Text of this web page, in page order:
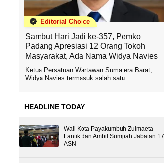
Editorial Choice
Sambut Hari Jadi ke-357, Pemko
Padang Apresiasi 12 Orang Tokoh
Masyarakat, Ada Nama Widya Navies
Ketua Persatuan Wartawan Sumatera Barat,
Widya Navies termasuk salah satu...
HEADLINE TODAY
Wali Kota Payakumbuh Zulmaeta
Lantik dan Ambil Sumpah Jabatan 17
ASN